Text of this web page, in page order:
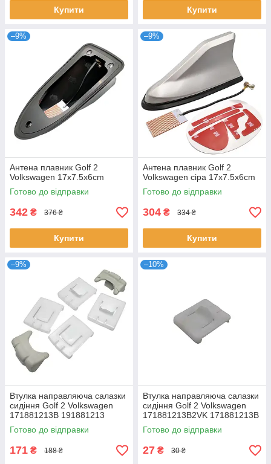
Купити Купити
–9%
Антена плавник Golf 2
Volkswagen 17x7.5x6cm
Готово до відправки
342 ₴ 376 ₴
Купити
–9%
Антена плавник Golf 2
Volkswagen сіра 17x7.5x6cm
Готово до відправки
304 ₴ 334 ₴
Купити
–9%
Втулка направляюча салазки
сидіння Golf 2 Volkswagen
171881213B 191881213
435881203A
Готово до відправки
171 ₴ 188 ₴
–10%
Втулка направляюча салазки
сидіння Golf 2 Volkswagen
171881213B2VK 171881213B
Готово до відправки
27 ₴ 30 ₴